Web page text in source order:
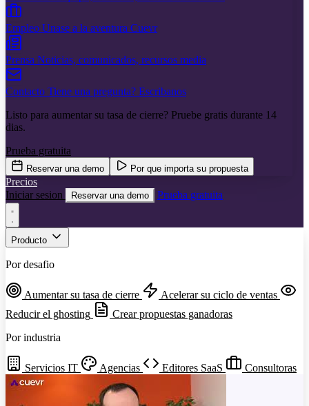
Empleo Unase a la aventura Cuevr
Prensa Noticias, comunicados, recursos media
Contacto Tiene una pregunta? Escribanos
Listo para aumentar su tasa de cierre? Pruebe gratis durante 14
dias.
Prueba gratuita
Reservar una demo Por que importa su propuesta
Precios
Iniciar sesion
Reservar una demo Prueba gratuita
Producto
Por desafio
Aumentar su tasa de cierre
Acelerar su ciclo de ventas
Reducir el ghosting
Crear propuestas ganadoras
Por industria
Servicios IT Agencias Editores SaaS Consultoras